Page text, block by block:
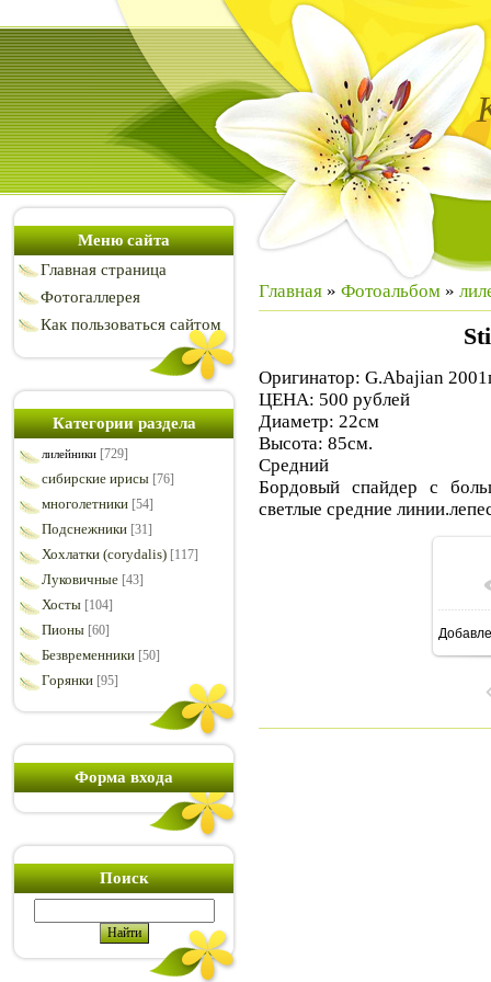
Меню сайта
Главная страница
Фотогаллерея
Как пользоваться сайтом
Категории раздела
лилейники [729]
сибирские ирисы [76]
многолетники [54]
Подснежники [31]
Хохлатки (corydalis) [117]
Луковичные [43]
Хосты [104]
Пионы [60]
Безвременники [50]
Горянки [95]
Форма входа
Поиск
Главная » Фотоальбом »
Оригинатор: G.Abajian
ЦЕНА: 500 рублей
Диаметр: 22см
Высота: 85см.
Средний
Бордовый спайдер с
светлые средние